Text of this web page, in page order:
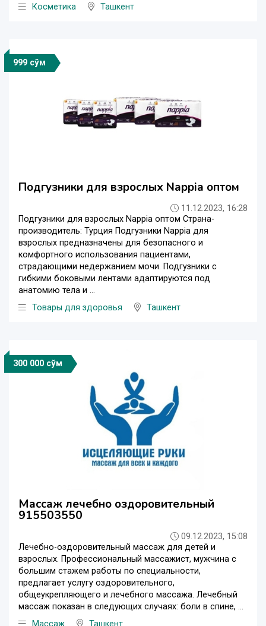
Косметика
Ташкент
999 сўм
Подгузники для взрослых Nappia оптом
11.12.2023, 16:28
Подгузники для взрослых Nappia оптом Страна-
производитель: Турция Подгузники Nappia для
взрослых предназначены для безопасного и
комфортного использования пациентами,
страдающими недержанием мочи. Подгузники с
гибкими боковыми лентами адаптируются под
анатомию тела и ...
Товары для здоровья
Ташкент
300 000 сўм
Массаж лечебно оздоровительный
915503550
09.12.2023, 15:08
Лечебно-оздоровительный массаж для детей и
взрослых. Профессиональный массажист, мужчина с
большим стажем работы по специальности,
предлагает услугу оздоровительного,
общеукрепляющего и лечебного массажа. Лечебный
массаж показан в следующих случаях: боли в спине, ...
Массаж
Ташкент